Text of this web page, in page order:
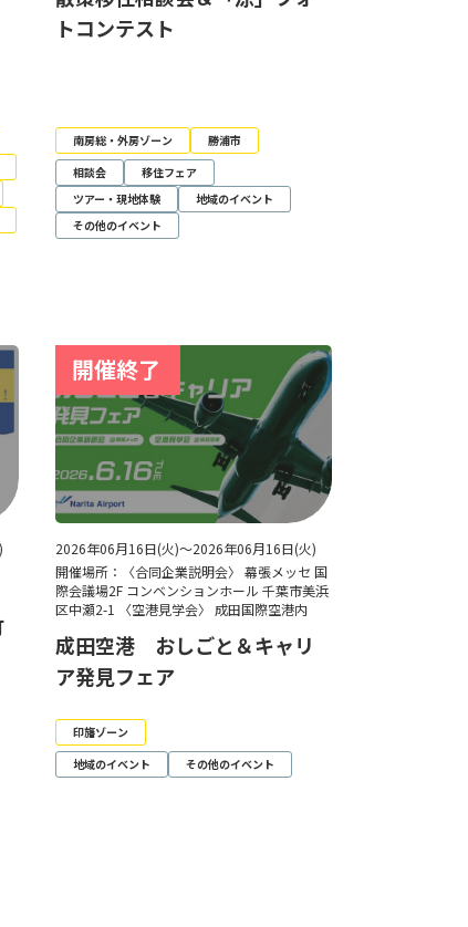
トコンテスト
南房総・外房ゾーン
勝浦市
相談会
移住フェア
ツアー・現地体験
地域のイベント
その他のイベント
2026年06月16日(火)～2026年06月16日(火)
開催場所：〈合同企業説明会〉 幕張メッセ 国
際会議場2F コンベンションホール 千葉市美浜
区中瀬2-1 〈空港見学会〉 成田国際空港内
成田空港 おしごと＆キャリ
ア発見フェア
印旛ゾーン
地域のイベント
その他のイベント